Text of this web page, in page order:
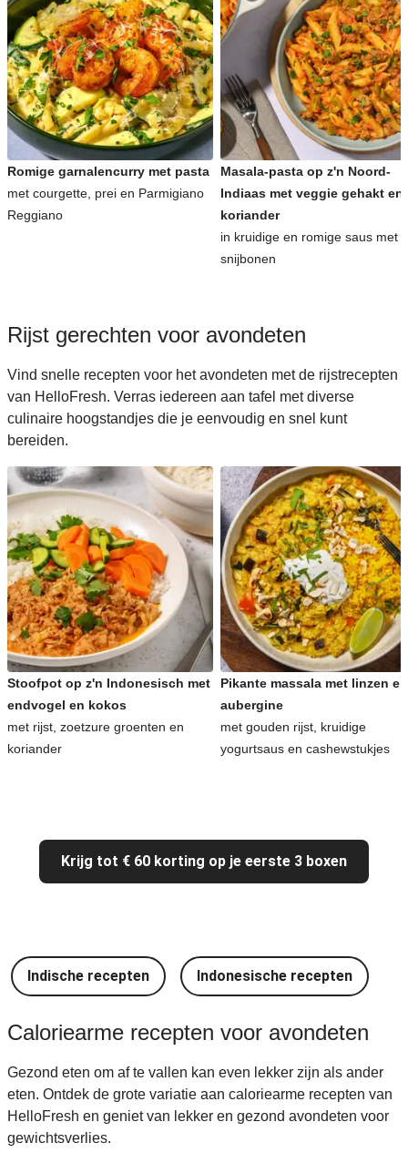
Romige garnalencurry met pasta
met courgette, prei en Parmigiano
Reggiano
Masala-pasta op z'n Noord-
Indiaas met veggie gehakt en
koriander
in kruidige en romige saus met
snijbonen
Rijst gerechten voor avondeten
Vind snelle recepten voor het avondeten met de rijstrecepten
van HelloFresh. Verras iedereen aan tafel met diverse
culinaire hoogstandjes die je eenvoudig en snel kunt
bereiden.
Stoofpot op z'n Indonesisch met
endvogel en kokos
met rijst, zoetzure groenten en
koriander
Pikante massala met linzen en
aubergine
met gouden rijst, kruidige
yogurtsaus en cashewstukjes
Krijg tot € 60 korting op je eerste 3 boxen
Indische recepten Indonesische recepten
Caloriearme recepten voor avondeten
Gezond eten om af te vallen kan even lekker zijn als ander
eten. Ontdek de grote variatie aan caloriearme recepten van
HelloFresh en geniet van lekker en gezond avondeten voor
gewichtsverlies.